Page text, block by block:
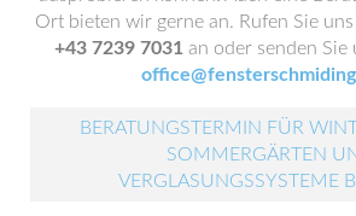
Ort bieten wir gerne an. Rufen Sie
+43 7239 7031 an oder senden Sie
BERATUNGSTERMIN FÜR
SOMMERGÄRTEN
VERGLASUNGSSYSTEME